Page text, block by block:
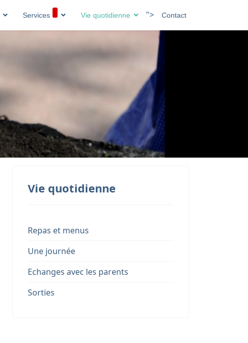
Services Vie quotidienne "> Contact
Vie quotidienne
Repas et menus
Une journée
Echanges avec les parents
Sorties